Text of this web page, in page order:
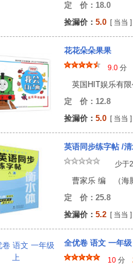
定 价：18.0
捡漏价： 5.0 [ 当当 ]
花花朵朵果果
9.0 分
英国HIT娱乐有限
定 价：12.8
捡漏价： 5.0 [ 当当 ]
英语同步练字帖 /
少于
曹家乐 编 （海豚
定 价：25.8
捡漏价： 5.2 [ 当当 ]
全优卷 语文 一年
10 分